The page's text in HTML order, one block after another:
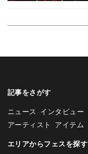
記事をさがす
ニュース インタビュー
アーティスト アイテム
エリアからフェスを探す